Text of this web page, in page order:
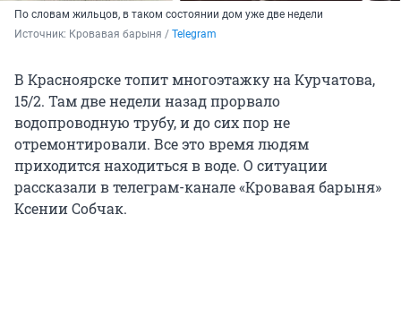
По словам жильцов, в таком состоянии дом уже две недели
Источник: Кровавая барыня / Telegram
В Красноярске топит многоэтажку на Курчатова,
15/2. Там две недели назад прорвало
водопроводную трубу, и до сих пор не
отремонтировали. Все это время людям
приходится находиться в воде. О ситуации
рассказали в телеграм-канале «Кровавая барыня»
Ксении Собчак.